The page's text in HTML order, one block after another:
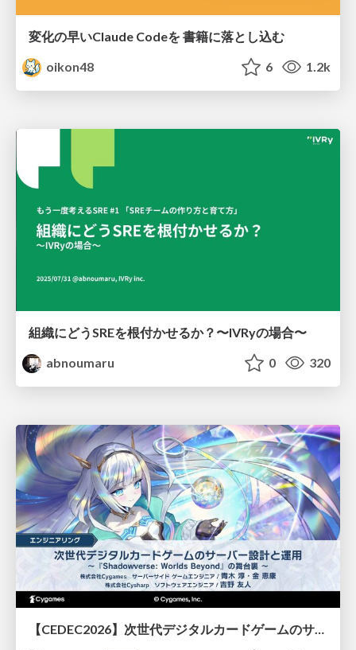
変化の早いClaude Codeを 書籍に落とし込む
oikon48
6 1.2k
組織にどうSREを根付かせるか？〜IVRyの場合〜
abnoumaru
0 320